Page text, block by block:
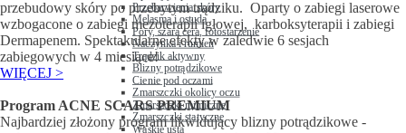
przebudowy skóry po przebytym trądziku. Oparty o zabiegi laserowe
wzbogacone o zabiegi mezoterapii igłowej, karboksyterapii i zabiegi
Dermapenem. Spektakularne efekty w zaledwie 6 sesjach
zabiegowych w 4 miesiące!
WIĘCEJ >
Program ACNE SCARS PREMIUM
Najbardziej złożony program likwidujący blizny potrądzikowe -
Przebarwienia skóry
Melasma i ostuda
Pory, szara cera, fotostarzenie
Naczynka i rumień
Trądzik aktywny
Blizny potrądzikowe
Cienie pod oczami
Zmarszczki okolicy oczu
Zmarszczki mimiczne
Zmarszczki statyczne
Wąskie usta